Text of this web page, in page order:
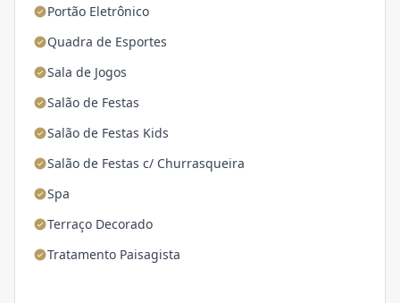
Portão Eletrônico
Quadra de Esportes
Sala de Jogos
Salão de Festas
Salão de Festas Kids
Salão de Festas c/ Churrasqueira
Spa
Terraço Decorado
Tratamento Paisagista